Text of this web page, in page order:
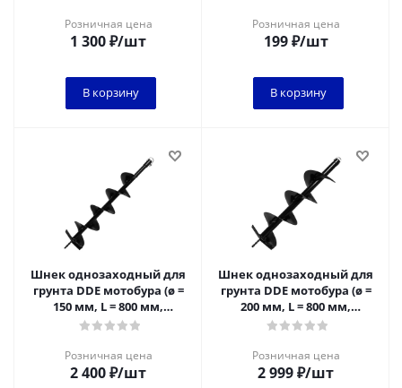
Розничная цена
1 300₽/шт
В корзину
Розничная цена
199₽/шт
В корзину
Шнек однозаходный для
грунта DDE мотобура (ø =
150 мм, L = 800 мм,
посадка на вал 20 мм)
Розничная цена
2 400₽/шт
Шнек однозаходный для
грунта DDE мотобура (ø =
200 мм, L = 800 мм,
посадка на вал 20 мм)
Розничная цена
2 999₽/шт